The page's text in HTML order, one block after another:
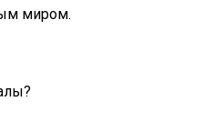
миром.